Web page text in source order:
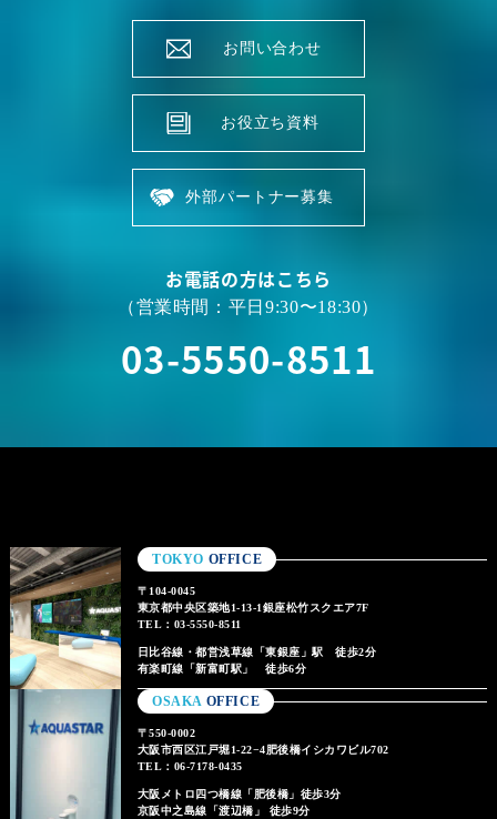
お問い合わせ
お役立ち資料
外部パートナー募集
お電話の方はこちら
（営業時間：平日9:30〜18:30）
03-5550-8511
TOKYO OFFICE
〒104-0045
東京都中央区築地1-13-1銀座松竹スクエア7F
TEL：03-5550-8511
日比谷線・都営浅草線「東銀座」駅 徒歩2分
有楽町線「新富町駅」 徒歩6分
OSAKA OFFICE
〒550-0002
大阪市西区江戸堀1-22−4肥後橋イシカワビル702
TEL：06-7178-0435
大阪メトロ四つ橋線「肥後橋」徒歩3分
京阪中之島線「渡辺橋」 徒歩9分